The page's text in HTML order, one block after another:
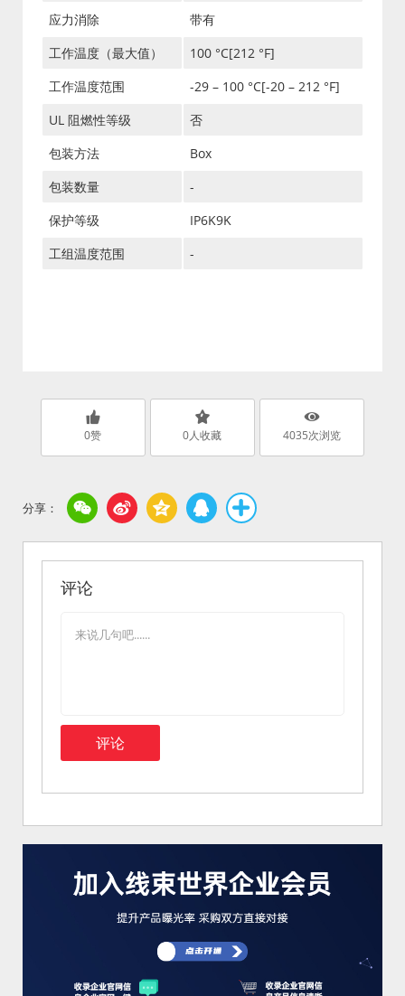
应力消除
带有
工作温度（最大值）
100 °C[212 °F]
工作温度范围
-29 – 100 °C[-20 – 212 °F]
UL 阻燃性等级
否
包装方法
Box
包装数量
-
保护等级
IP6K9K
工组温度范围
-
0赞 0人收藏 4035次浏览
评论
评论